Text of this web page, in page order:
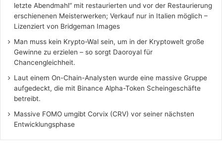
letzte Abendmahl“ mit restaurierten und vor der Restaurierung
erschienenen Meisterwerken; Verkauf nur in Italien möglich –
Lizenziert von Bridgeman Images
Man muss kein Krypto-Wal sein, um in der Kryptowelt große
Gewinne zu erzielen – so sorgt Daoroyal für
Chancengleichheit.
Laut einem On-Chain-Analysten wurde eine massive Gruppe
aufgedeckt, die mit Binance Alpha-Token Scheingeschäfte
betreibt.
Massive FOMO umgibt Corvix (CRV) vor seiner nächsten
Entwicklungsphase